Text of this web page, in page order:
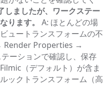
しましたが、ワークステー
ります。
A: ほとんどの場
ュートランスフォームの不
Render Properties →
ーションで確認し、保存
（デフォルト）が含ま
ックトランスフォーム（高